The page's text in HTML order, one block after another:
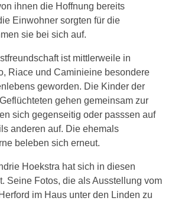
ihnen die Hoffnung bereits
Einwohner sorgten für die
sie bei sich auf.
ist mittlerweile in
Riace und Caminieine besondere
geworden. Die Kinder der
gehen gemeinsam zur
sich gegenseitig oder passsen auf
anderen auf. Die ehemals
beleben sich erneut.
Hoekstra hat sich in diesen
Seine Fotos, die als Ausstellung vom
im Haus unter den Linden zu